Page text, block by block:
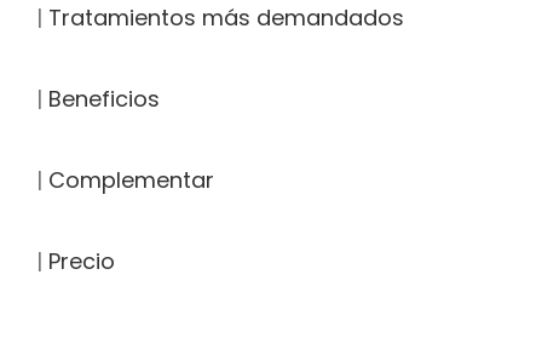
| Tratamientos más demandados
| Beneficios
| Complementar
| Precio